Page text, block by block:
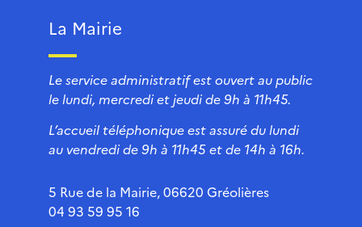
La Mairie
Le service administratif est ouvert au public
le lundi, mercredi et jeudi de 9h à 11h45.
L’accueil téléphonique est assuré du lundi
au vendredi de 9h à 11h45 et de 14h à 16h.
5 Rue de la Mairie, 06620 Gréolières
04 93 59 95 16